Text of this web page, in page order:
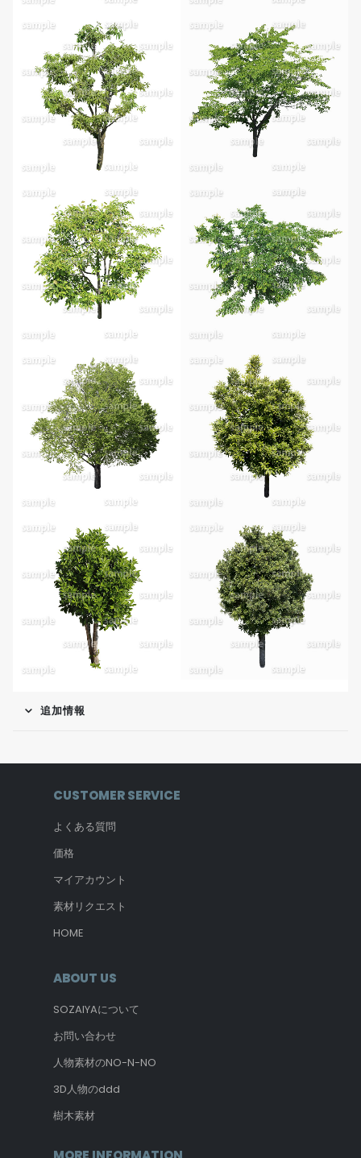
追加情報
CUSTOMER SERVICE
よくある質問
価格
マイアカウント
素材リクエスト
HOME
ABOUT US
SOZAIYAについて
お問い合わせ
人物素材のNO-N-NO
3D人物のddd
樹木素材